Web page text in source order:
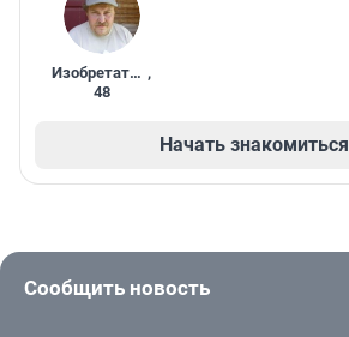
Изобретатель ,
48
Начать знакомиться
Сообщить новость